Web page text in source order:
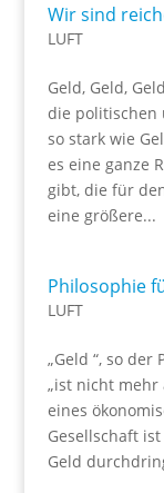
Wir sind
LUFT
Geld, Geld,
die politischen
so stark wie
es eine ganze
gibt, die für
eine größere...
Philosophie
LUFT
„Geld “, so der
„ist nicht
eines
Gesellschaft
Geld